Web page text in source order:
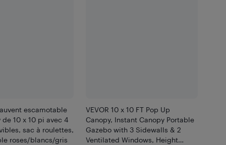
escamotable
10 x 10 pi avec 4
sac à roulettes,
roses/blancs/gris
VEVOR 10 x 10 FT Pop Up
Canopy, Instant Canopy Portable
Gazebo with 3 Sidewalls & 2
Ventilated Windows, Height